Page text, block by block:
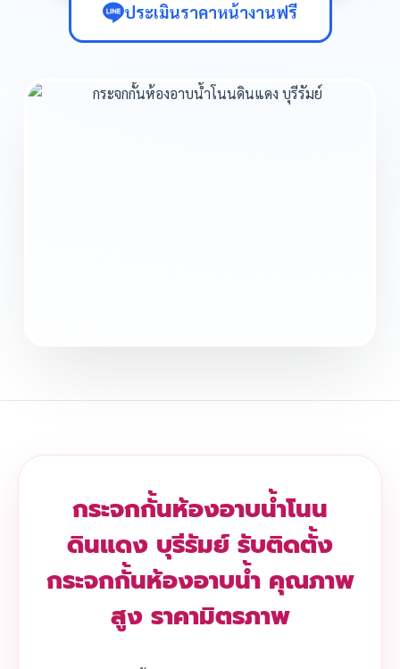
ประเมินราคาหน้างานฟรี
กระจกกั้นห้องอาบน้ำโนน
ดินแดง บุรีรัมย์ รับติดตั้ง
กระจกกั้นห้องอาบน้ำ คุณภาพ
สูง ราคามิตรภาพ